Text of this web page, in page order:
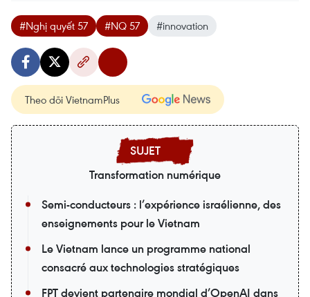
#Nghị quyết 57 #NQ 57 #innovation
Theo dõi VietnamPlus
Transformation numérique
Semi-conducteurs : l’expérience israélienne, des
enseignements pour le Vietnam
Le Vietnam lance un programme national
consacré aux technologies stratégiques
FPT devient partenaire mondial d’OpenAI dans